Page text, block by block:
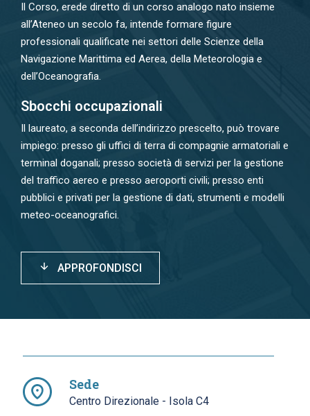
Il Corso, erede diretto di un corso analogo nato insieme
all’Ateneo un secolo fa, intende formare figure
professionali qualificate nei settori delle Scienze della
Navigazione Marittima ed Aerea, della Meteorologia e
dell’Oceanografia.
Sbocchi occupazionali
Il laureato, a seconda dell’indirizzo prescelto, può trovare
impiego: presso gli uffici di terra di compagnie armatoriali e
terminal doganali; presso società di servizi per la gestione
del traffico aereo e presso aeroporti civili; presso enti
pubblici e privati per la gestione di dati, strumenti e modelli
meteo-oceanografici.
APPROFONDISCI
Sede
Centro Direzionale - Isola C4